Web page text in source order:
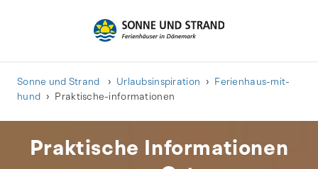
Sonne und Strand Urlaubsinspiration
Ferienhaus-mit-
hund
Praktische-informationen
Praktische Informationen